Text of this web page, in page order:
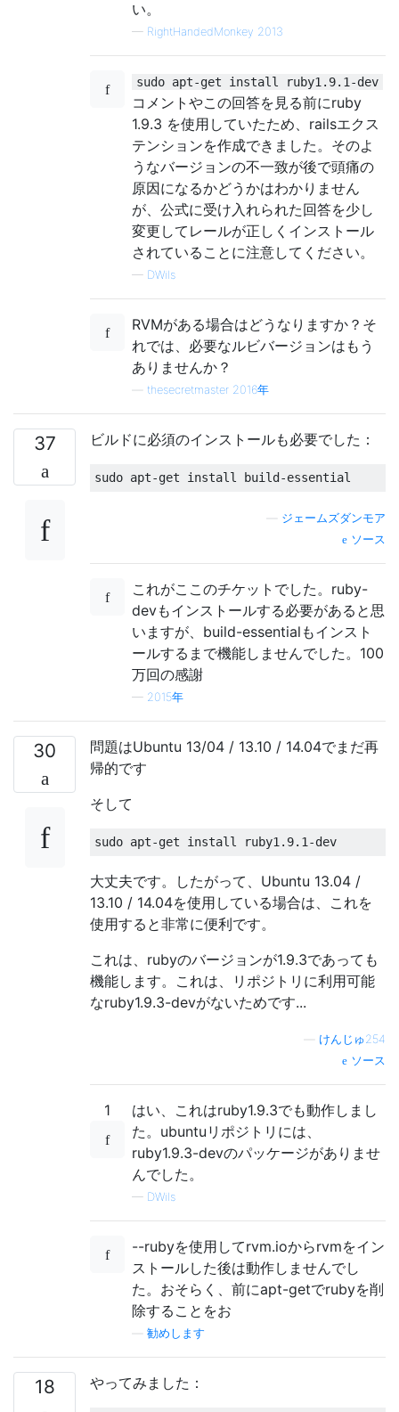
い。
— RightHandedMonkey 2013
sudo apt-get install ruby1.9.1-dev
コメントやこの回答を見る前にruby
1.9.3 を使用していたため、railsエクス
テンションを作成できました。そのよ
うなバージョンの不一致が後で頭痛の
原因になるかどうかはわかりません
が、公式に受け入れられた回答を少し
変更してレールが正しくインストール
されていることに注意してください。
— DWils
RVMがある場合はどうなりますか？そ
れでは、必要なルビバージョンはもう
ありませんか？
thesecretmaster 2016年
37 ビルドに必須のインストールも必要でした：
sudo apt-get install build-essential
ジェームズダンモア
ソース
これがここのチケットでした。ruby-
devもインストールする必要があると思
いますが、build-essentialもインスト
ールするまで機能しませんでした。100
万回の感謝
— 2015年
30
問題はUbuntu 13/04 / 13.10 / 14.04でまだ再
帰的です
そして
sudo apt-get install ruby1 . 9.1 -dev
大丈夫です。したがって、Ubuntu 13.04 /
13.10 / 14.04を使用している場合は、これを
使用すると非常に便利です。
これは、rubyのバージョンが1.9.3であっても
機能します。これは、リポジトリに利用可能
なruby1.9.3-devがないためです...
けんじゅ254
ソース
1
はい、これはruby1.9.3でも動作しまし
た。ubuntuリポジトリには、
ruby1.9.3-devのパッケージがありませ
んでした。
— DWils
--rubyを使用してrvm.ioからrvmをイン
ストールした後は動作しませんでし
た。おそらく、前にapt-getでrubyを削
除することをお
勧めします
18 やってみました：